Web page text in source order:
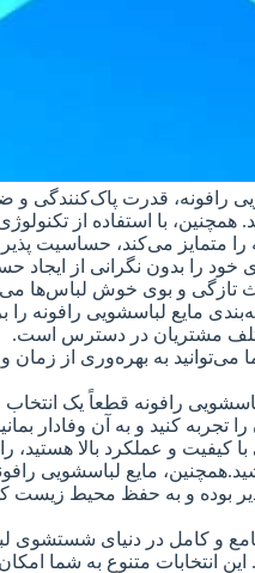
رافونه، قدرت پاک‌کنندگی و
با استفاده از
را متمایز می‌کند،
خود را بدون نگرانی از
تازگی و بوی خوش لباس‌ها
مایع لباسشویی رافونه
مشتریان در دسترس است.
می‌توانید به بهره‌وری از
لباسشویی رافونه قطعاً
کنید و به آن وفادار
با کیفیت و عملکرد بالا
مایع لباسشویی
پذیر بوده و به حفظ محیط
جامع و کامل در دنیای
انتخابات متنوع به شما